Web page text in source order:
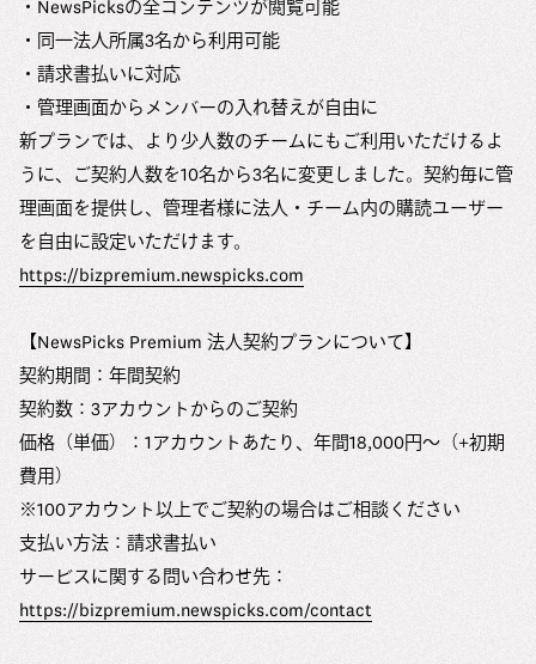
・NewsPicksの全コンテンツが閲覧可能
・同一法人所属3名から利用可能
・請求書払いに対応
・管理画面からメンバーの入れ替えが自由に
新プランでは、より少人数のチームにもご利用いただけるよ
うに、ご契約人数を10名から3名に変更しました。契約毎に管
理画面を提供し、管理者様に法人・チーム内の購読ユーザー
を自由に設定いただけます。
https://bizpremium.newspicks.com
【NewsPicks Premium 法人契約プランについて】
契約期間：年間契約
契約数：3アカウントからのご契約
価格（単価）：1アカウントあたり、年間18,000円～（+初期
費用）
※100アカウント以上でご契約の場合はご相談ください
支払い方法：請求書払い
サービスに関する問い合わせ先：
https://bizpremium.newspicks.com/contact